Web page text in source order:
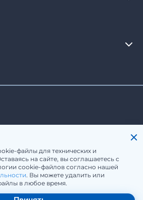
файлы для технических и
на сайте, вы соглашаетесь с
cookie-файлов согласно нашей
. Вы можете удалить или
в любое время.